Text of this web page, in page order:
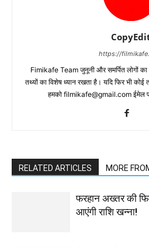
https://
Fimikafe Team जुनूनी और समर्पित लोगों
तथ्‍यों का विशेष ध्‍यान रखता है। यदि फिर भी
हमको filmikafe@gmail.com ईमेल
RELATED ARTICLES MORE
फरहान अख्तर की
आएंगी राशि खन्ना!